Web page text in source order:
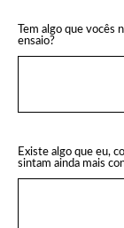
Tem algo que vocês
ensaio?
Existe algo que eu,
sintam ainda mais